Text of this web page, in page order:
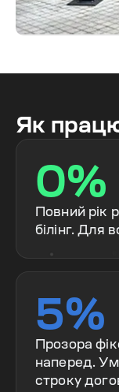
Як
0%
Повний рік
білінг. Для
5%
Прозора
наперед.
строку